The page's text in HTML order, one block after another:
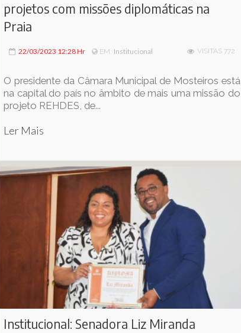
projetos com missões diplomáticas na
Praia
22/03/2023 12:28 Hr EM: Institucional VISITAS 772
O presidente da Câmara Municipal de Mosteiros está
na capital do país no âmbito de mais uma missão do
projeto REHDES, de...
Ler Mais
Institucional: Senadora Liz Miranda